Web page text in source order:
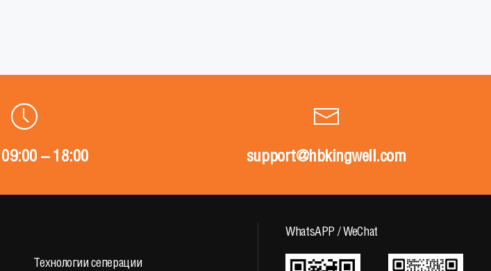
– 18:00 support@hbkingwell.com
Технологии сеперации
WhatsAPP / WeChat